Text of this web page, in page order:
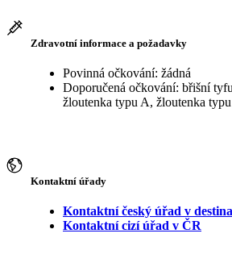
Zdravotní informace a požadavky
Povinná očkování: žádná
Doporučená očkování: břišní
žloutenka typu A, žloutenka
Kontaktní úřady
Kontaktní český úřad v
Kontaktní cizí úřad v ČR